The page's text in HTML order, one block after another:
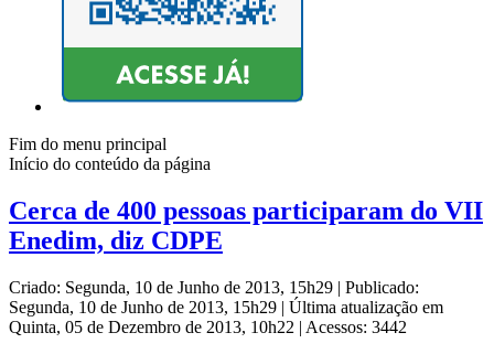
Fim do menu principal
Início do conteúdo da página
Cerca de 400 pessoas participaram do VII
Enedim, diz CDPE
Criado: Segunda, 10 de Junho de 2013, 15h29 | Publicado:
Segunda, 10 de Junho de 2013, 15h29 | Última atualização em
Quinta, 05 de Dezembro de 2013, 10h22 | Acessos: 3442